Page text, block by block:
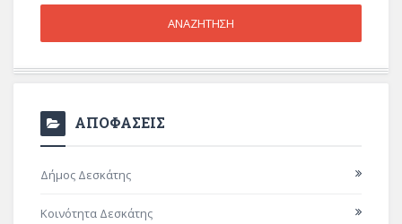
ΑΠΟΦΑΣΕΙΣ
Δήμος Δεσκάτης
Κοινότητα Δεσκάτης